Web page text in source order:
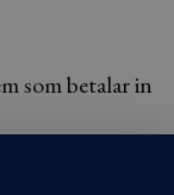
som betalar in